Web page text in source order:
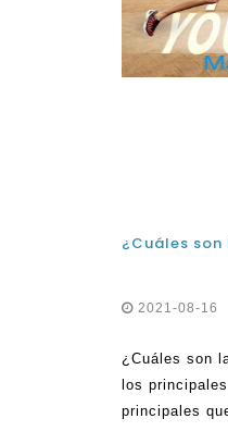
2021-08-16
¿Cuáles son
los
principales